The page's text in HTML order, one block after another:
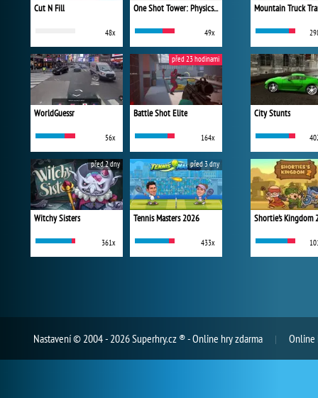
Cut N Fill
48x
One Shot Tower: Physics Destroyer
49x
WorldGuessr
56x
Battle Shot Elite
164x
před 23 hodinami
Witchy Sisters
361x
před 2 dny
Tennis Masters 2026
433x
před 3 dny
Mountain Truck
City Stunts
Shortie's Kingdom
Nastavení© 2004 - 2026 Superhry.cz ® - Online hry zdarma Online